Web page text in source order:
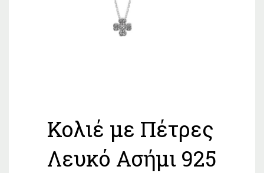
Κολιέ με Πέτρες
Λευκό Ασήμι 925